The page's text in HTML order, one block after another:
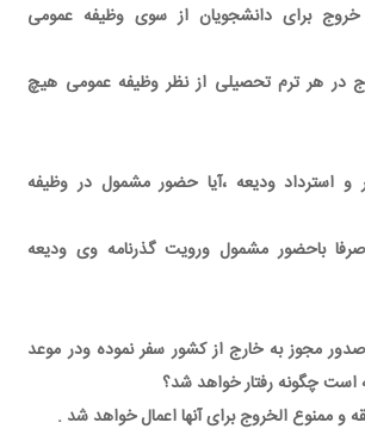
خروج برای دانشجویان از سوی وظیفه عمومی
در هر ترم تحصیلی از نظر وظیفه عمومی هیچ
و استرداد ودیعه ،آیا حضور مشمول در وظیفه
باحضور مشمول ورویت گذرنامه وی ودیعه
صدور مجوز به خارج از کشور سفر نموده ودر موعد
است چگونه رفتار خواهد شد؟
ممنوع الخروج برای آنها اعمال خواهد شد .